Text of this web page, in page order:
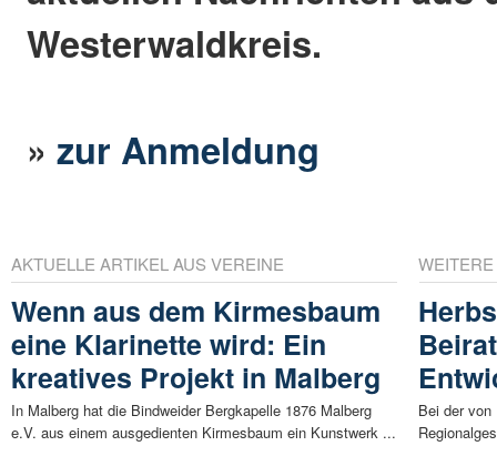
Westerwaldkreis.
»zur Anmeldung
AKTUELLE ARTIKEL AUS VEREINE
Wenn aus dem Kirmesbaum
eine Klarinette wird: Ein
kreatives Projekt in Malberg
In Malberg hat die Bindweider Bergkapelle 1876 Malberg
e.V. aus einem ausgedienten Kirmesbaum ein Kunstwerk ...
Bei der von